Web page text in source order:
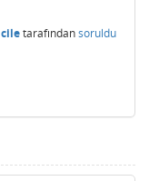
ciletarafındansoruldu